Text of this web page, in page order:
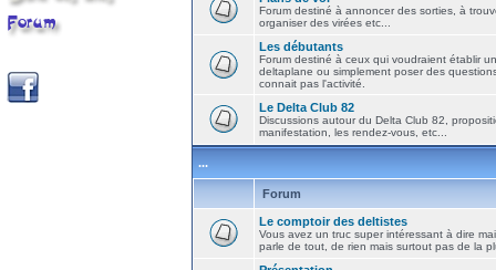
Forum destiné à annoncer des sorties, à
organiser des virées etc...
Les débutants
Forum destiné à ceux qui voudraient établir
deltaplane ou simplement poser des
connait pas l'activité.
Le Delta Club 82
Discussions autour du Delta Club 82,
manifestation, les rendez-vous, etc...
...
Forum
Le comptoir des deltistes
Vous avez un truc super intéressant à dire
parle de tout, de rien mais surtout pas de la